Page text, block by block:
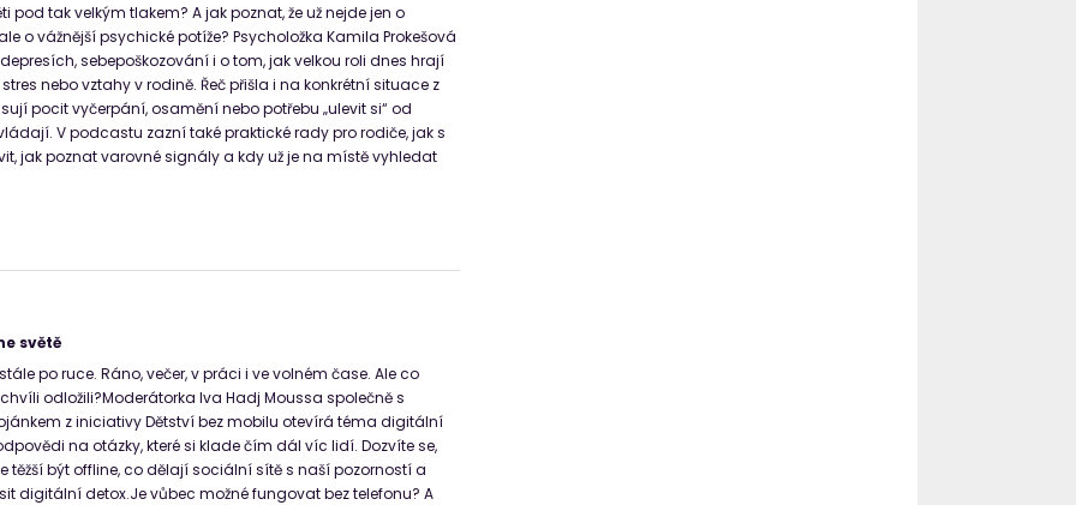
pod tak velkým tlakem? A jak poznat, že už nejde jen o
o vážnější psychické potíže? Psycholožka Kamila Prokešová
sebepoškozování i o tom, jak velkou roli dnes hrají
nebo vztahy v rodině. Řeč přišla i na konkrétní situace z
pocit vyčerpání, osamění nebo potřebu „ulevit si“ od
V podcastu zazní také praktické rady pro rodiče, jak s
jak poznat varovné signály a kdy už je na místě vyhledat
světě
po ruce. Ráno, večer, v práci i ve volném čase. Ale co
odložili?Moderátorka Iva Hadj Moussa společně s
z iniciativy Dětství bez mobilu otevírá téma digitální
na otázky, které si klade čím dál víc lidí. Dozvíte se,
těžší být offline, co dělají sociální sítě s naší pozorností a
digitální detox.Je vůbec možné fungovat bez telefonu? A